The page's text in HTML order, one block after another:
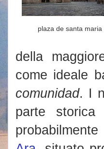
plaza de santa maria
della
come ideale
comunidad. I
parte